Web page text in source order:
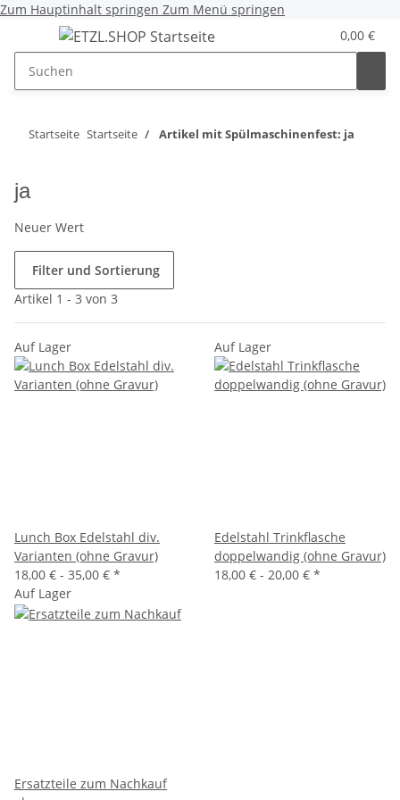
Zum Hauptinhalt springen Zum Menü springen
0,00 €
Startseite Startseite Artikel mit Spülmaschinenfest: ja
ja
Neuer Wert
Filter und Sortierung
Artikel 1 - 3 von 3
Auf Lager
Lunch Box Edelstahl div.
Varianten (ohne Gravur)
18,00 € - 35,00 € *
Auf Lager
Edelstahl Trinkflasche
doppelwandig (ohne Gravur)
18,00 € - 20,00 € *
Auf Lager
Ersatzteile zum Nachkauf